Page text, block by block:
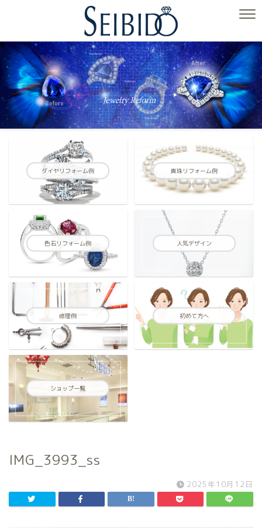
ダイヤリフォーム例 真珠リフォーム例
色石リフォーム例 人気デザイン
修理例 初めて方へ
ショップ一覧
IMG_3993_ss
2025年10月12日